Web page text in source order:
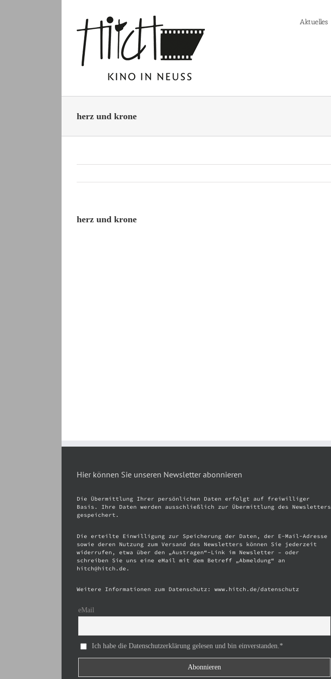
Aktuelles
herz und krone
herz und krone
Hier können Sie unseren Newsletter abonnieren
Die Übermittlung Ihrer persönlichen Daten erfolgt auf freiwilliger
Basis. Ihre Daten werden ausschließlich zur Übermittlung des Newsletters
gespeichert.
Die erteilte Einwilligung zur Speicherung der Daten, der E-Mail-Adresse
sowie deren Nutzung zum Versand des Newsletters können Sie jederzeit
widerrufen, etwa über den „Austragen“-Link im Newsletter – oder
schreiben Sie uns eine eMail mit dem Betreff „Abmeldung“ an
hitch@hitch.de.
Weitere Informationen zum Datenschutz: www.hitch.de/datenschutz
eMail
Ich habe die Datenschutzerklärung gelesen und bin einverstanden.*